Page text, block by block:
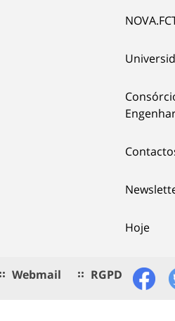
Hoje
Webmail RGPD